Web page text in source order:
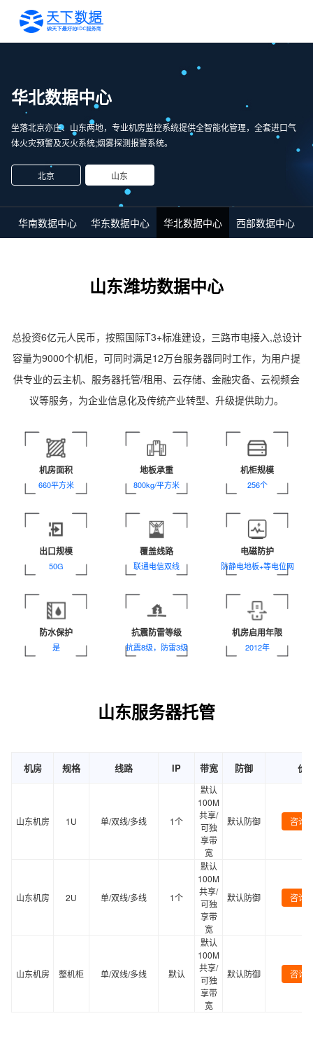
华北数据中心
坐落北京亦庄、山东两地，专业机房监控系统提供全智能化管理，全套进口气
体火灾预警及灭火系统;烟雾探测报警系统。
北京 山东
华南数据中心 华东数据中心 华北数据中心 西部数据中心
山东潍坊数据中心
总投资6亿元人民币，按照国际T3+标准建设，三路市电接入,总设计
容量为9000个机柜，可同时满足12万台服务器同时工作，为用户提
供专业的云主机、服务器托管/租用、云存储、金融灾备、云视频会
议等服务，为企业信息化及传统产业转型、升级提供助力。
机房面积
660平方米
地板承重
800kg/平方米
机柜规模
256个
出口规模
50G
覆盖线路
联通电信双线
电磁防护
防静电地板+等电位网
防水保护
是
抗震防雷等级
抗震8级，防雷3级
机房启用年限
2012年
山东服务器托管
机房 规格 线路 IP 带宽 防御 价
山东机房 1U 单/双线/多线 1个
默认
100M
共享/
可独
享带
宽
默认防御 咨询
山东机房 2U 单/双线/多线 1个
默认
100M
共享/
可独
享带
宽
默认防御 咨询
山东机房 整机柜 单/双线/多线 默认
默认
100M
共享/
可独
享带
宽
默认防御 咨询